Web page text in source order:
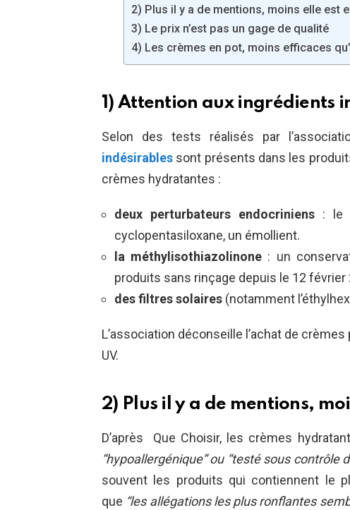
2) Plus il y a de mentions, moins elle est
3) Le prix n’est pas un gage de qualité
4) Les crèmes en pot, moins efficaces
1) Attention aux ingrédients
Selon des tests réalisés par
indésirables sont présents dans les
crèmes hydratantes :
deux perturbateurs endocriniens: le
cyclopentasiloxane, un émollient.
la méthylisothiazolinone : un
produits sans rinçage depuis le 12 février
des filtres solaires (notamment
L’association déconseille l’achat de
UV.
2) Plus il y a de mentions,
D’après Que Choisir, les crèmes
“hypoallergénique” ou “testé sous contrôle
souvent les produits qui contiennent le
que “les allégations les plus ronflantes